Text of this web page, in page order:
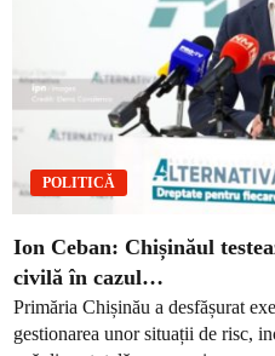
POLITICĂ
Ion Ceban: Chișinăul
civilă în cazul…
Primăria Chișinău a desfășurat
gestionarea unor situații de risc,